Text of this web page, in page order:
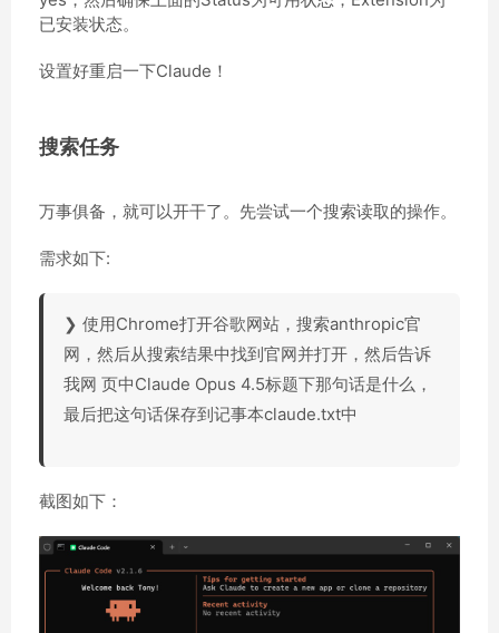
已安装状态。
设置好重启一下Claude！
搜索任务
万事俱备，就可以开干了。先尝试一个搜索读取的操作。
需求如下:
❯ 使用Chrome打开谷歌网站，搜索anthropic官
网，然后从搜索结果中找到官网并打开，然后告诉
我网 页中Claude Opus 4.5标题下那句话是什么，
最后把这句话保存到记事本claude.txt中
截图如下：